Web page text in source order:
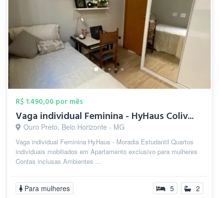
R$ 1.490,00 por mês
Vaga individual Feminina - HyHaus Coliv...
Ouro Preto, Belo Horizonte - MG
Vaga individual Feminina HyHaus - Moradia Estudantil Quartos
individuais mobiliados em Apartamento exclusivo para mulheres
Contas inclusas Ambientes ...
Para mulheres 5 2